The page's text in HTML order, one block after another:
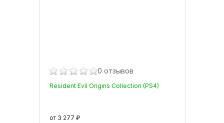
0 отзывов
Resident Evil Origins Collection (PS4)
от 3 277 ₽